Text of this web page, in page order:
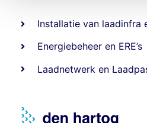
Installatie van laadinfra
Energiebeheer en ERE’s
Laadnetwerk en